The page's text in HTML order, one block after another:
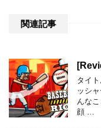
関連記事
タイ
ッシ
んな
顔 …